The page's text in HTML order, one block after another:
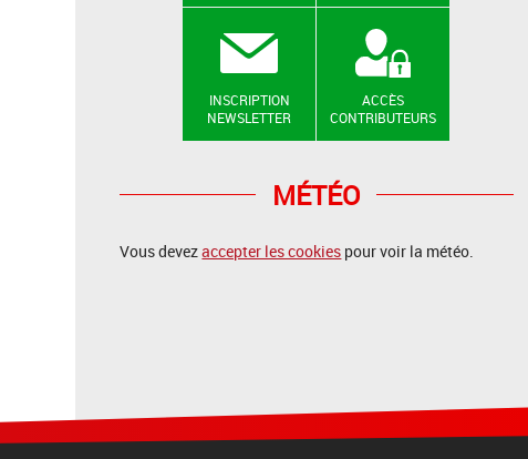
INSCRIPTION
NEWSLETTER
ACCÈS
CONTRIBUTEURS
MÉTÉO
Vous devezaccepter les cookies pour voir la météo.